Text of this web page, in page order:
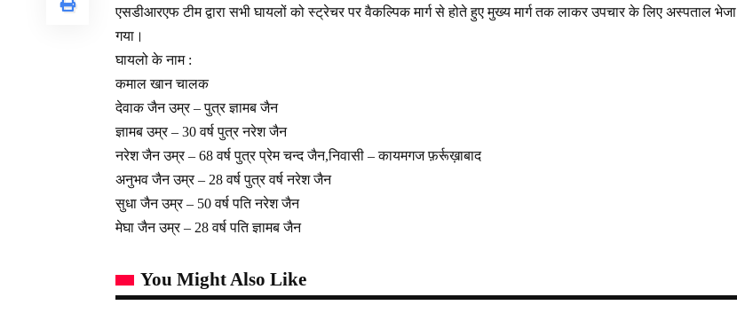
एसडीआरएफ टीम द्वारा सभी घायलों को स्ट्रेचर पर वैकल्पिक मार्ग से होते हुए मुख्य मार्ग तक लाकर उपचार के लिए अस्पताल भेजा
गया।
घायलो के नाम :
कमाल खान चालक
देवाक जैन उम्र – पुत्र ज्ञामब जैन
ज्ञामब उम्र – 30 वर्ष पुत्र नरेश जैन
नरेश जैन उम्र – 68 वर्ष पुत्र प्रेम चन्द जैन,निवासी – कायमगज फ़र्रूख़ाबाद
अनुभव जैन उम्र – 28 वर्ष पुत्र वर्ष नरेश जैन
सुधा जैन उम्र – 50 वर्ष पति नरेश जैन
मेघा जैन उम्र – 28 वर्ष पति ज्ञामब जैन
You Might Also Like